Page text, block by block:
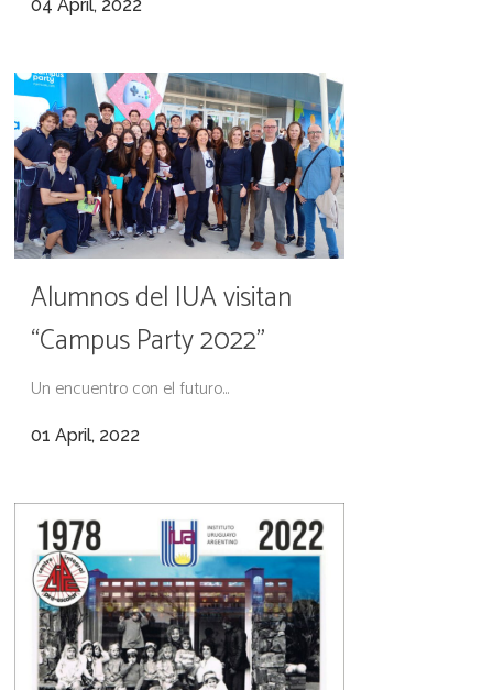
04 April, 2022
Alumnos del IUA visitan
“Campus Party 2022”
Un encuentro con el futuro...
01 April, 2022